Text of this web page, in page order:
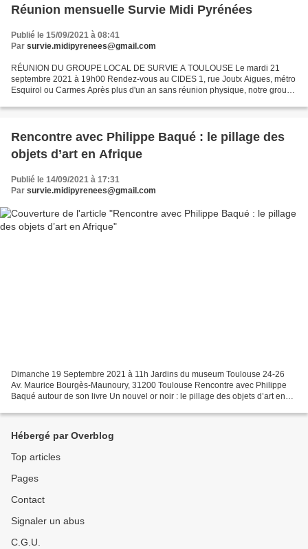
Réunion mensuelle Survie Midi Pyrénées
Publié le 15/09/2021 à 08:41
Par survie.midipyrenees@gmail.com
RÉUNION DU GROUPE LOCAL DE SURVIE A TOULOUSE Le mardi 21
septembre 2021 à 19h00 Rendez-vous au CIDES 1, rue Joutx Aigues, métro
Esquirol ou Carmes Après plus d'un an sans réunion physique, notre groupe
Rencontre avec Philippe Baqué : le pillage des
objets d’art en Afrique
Publié le 14/09/2021 à 17:31
Par survie.midipyrenees@gmail.com
Dimanche 19 Septembre 2021 à 11h Jardins du museum Toulouse 24-26
Av. Maurice Bourgès-Maunoury, 31200 Toulouse Rencontre avec Philippe
Baqué autour de son livre Un nouvel or noir : le pillage des objets d’art en
Hébergé par Overblog
Top articles
Pages
Contact
Signaler un abus
C.G.U.